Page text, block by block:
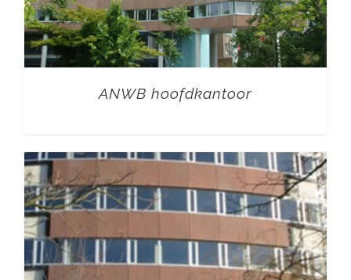
ANWB hoofdkantoor